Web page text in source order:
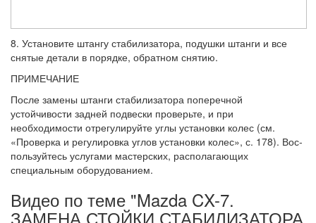
8. Установите штангу стабилизатора, по­душки штанги и все
снятые детали в по­рядке, обратном снятию.
ПРИМЕЧАНИЕ
После замены штанги стабилизатора попе­речной
устойчивости задней подвески про­верьте, и при
необходимости отрегулируйте углы установки колес (см.
«Проверка и регу­лировка углов установки колес», с. 178). Вос­
пользуйтесь услугами мастерских, распола­гающих
специальным оборудованием.
Видео по теме "Mazda CX-7.
ЗАМЕНА СТОЙКИ СТАБИЛИЗАТОРА